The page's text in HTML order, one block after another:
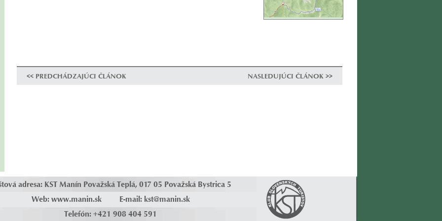
<< PREDCHÁDZAJÚCI ČLÁNOK NASLEDUJÚCI ČLÁNOK >>
adresa: KST Manín Považská Teplá, 017 05 Považská Bystrica 5
Web: www.manin.sk E-mail: kst@manin.sk
Telefón: +421 908 404 591